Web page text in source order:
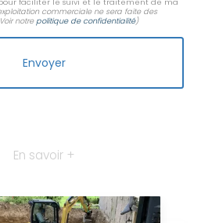
faciliter le suivi et le traitement de ma
commerciale ne sera faite des
notrepolitique de confidentialité)
En savoir +